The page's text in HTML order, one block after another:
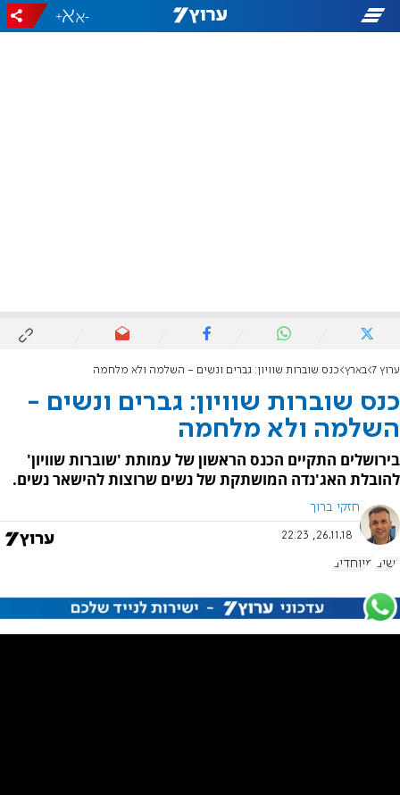
-
+
ערוץ 7 בארץ כנס שוברות שוויון: גברים ונשים - השלמה ולא מלחמה
כנס שוברות שוויון: גברים ונשים -
השלמה ולא מלחמה
בירושלים התקיים הכנס הראשון של עמותת 'שוברות שוויון'
להובלת האג'נדה המושתקת של נשים שרוצות להישאר נשים.
חזקי ברוך
26.11.18, 22:23
נשים מיוחדים